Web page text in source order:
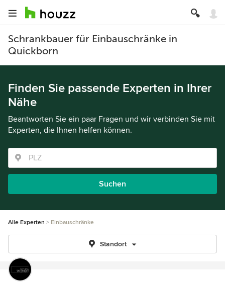
Schrankbauer für Einbauschränke in
Quickborn
Finden Sie passende Experten in Ihrer
Nähe
Beantworten Sie ein paar Fragen und wir verbinden Sie mit
Experten, die Ihnen helfen können.
Suchen
Alle Experten Einbauschränke
Standort